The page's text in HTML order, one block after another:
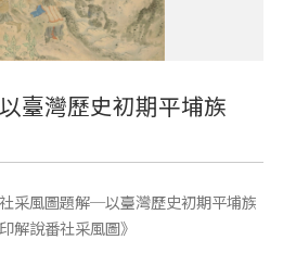
臺灣歷史初期平埔族
采風圖題解─以臺灣歷史初期平埔族
解說番社采風圖》